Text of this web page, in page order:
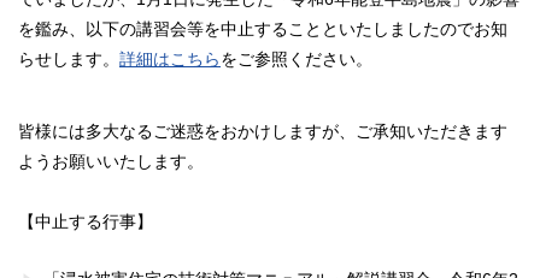
を鑑み、以下の講習会等を中止することといたしましたのでお知
らせします。 詳細はこちらをご参照ください。
皆様には多大なるご迷惑をおかけしますが、ご承知いただきます
ようお願いいたします。
【中止する行事】